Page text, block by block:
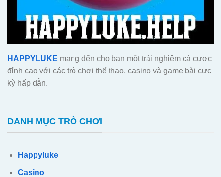
HAPPYLUKE mang đến cho bạn một trải nghiệm cá cược
đỉnh cao với các trò chơi thể thao, casino và game bài cực
kỳ hấp dẫn.
DANH MỤC TRÒ CHƠI
Happyluke
Casino